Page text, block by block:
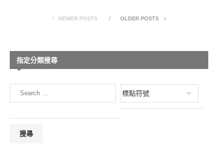
NEWER POSTS OLDER POSTS
指定分類搜尋